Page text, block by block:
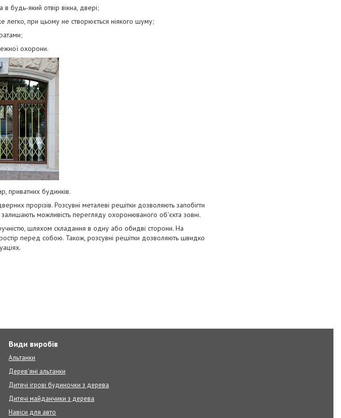
в будь-який отвір вікна, двері;
легко, при цьому не створюється ніякого шуму;
охорони.
приватних будинків.
прорізів. Розсувні металеві решітки дозволяють запобігти
можливість перегляду охоронюваного об'єкта зовні.
шляхом складання в одну або обидві сторони. На
перед собою. Також, розсувні решітки дозволяють швидко
Види виробів
Альтанки
Дерев'яні альтанки
Дитячі ігрові будиночки з дерева
Дитячі майданчики з дерева
Навіси для авто